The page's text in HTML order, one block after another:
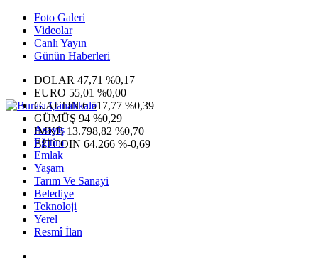
Foto Galeri
Videolar
Canlı Yayın
Günün Haberleri
DOLAR 47,71 %0,17
EURO 55,01 %0,00
G.ALTIN6.517,77 %0,39
GÜMÜŞ 94 %0,29
IMKB 13.798,82 %0,70
BITCOIN 64.266 %-0,69
Asayiş
Eğitim
Emlak
Yaşam
Tarım Ve Sanayi
Belediye
Teknoloji
Yerel
Resmî İlan